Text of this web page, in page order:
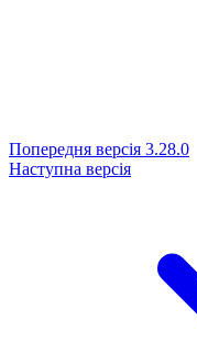
Попередня версія 3.28.0
Наступна версія